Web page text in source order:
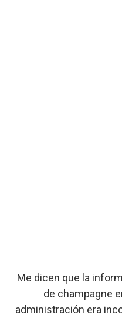
Me dicen que la
de champagne
administración era